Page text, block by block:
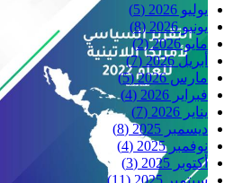
يوليو 2026
(5)
يونيو 2026
(8)
مايو 2026
(2)
أبريل 2026
(7)
مارس 2026
(5)
فبراير 2026
(4)
يناير 2026
(7)
ديسمبر 2025
(8)
نوفمبر 2025
(4)
أكتوبر 2025
(3)
سبتمبر 2025
(11)